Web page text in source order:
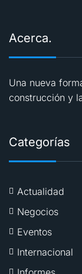
Acerca.
Una nueva
construcción y
Categorías
Actualidad
Negocios
Eventos
Internacional